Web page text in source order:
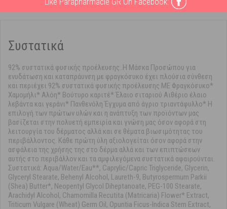
Συστατικά
92% συστατικά φυσικής προέλευσης..Η Mάσκα Προσώπου για
ενυδάτωση και καταπράυνση με φραγκόσυκο έχει πλούσια σύνθεση
και περιέχει 92% συστατικά φυσικής προέλευσης ΜΕ Φραγκόσυκο*
Χαμομήλι* Aλόη* Βούτυρο καριτέ* Έλαιο σιταριού Αιθέριο έλαιο
λεβάντα και γεράνι* Πανθενόλη Έγχυμα από άγριο τριαντάφυλλο* Η
επιλογή των πρώτων υλών και η ανάπτυξη των προϊόντων μας
βασίζεται στην πολυετή εμπειρία και γνώση μας όσον αφορά στη
λειτουργία του δέρματος αλλά και σε θέματα βιωσιμότητας του
περιβάλλοντος. Κάθε πρώτη ύλη αξιολογείται όσον αφορά στην
ασφάλεια της χρήσης της στο δέρμα αλλά και των επιπτώσεων
αυτής στο περιβάλλον και τα αμφιλεγόμενα συστατικά αφαιρούνται.
Συστατικά: Aqua/Water/Eau**, Caprylic/Capric Triglyceride, Glycerin,
Glyceryl Stearate, Behenyl Alcohol, Laureth-9, Butyrospermum Parkii
(Shea) Butter*, Neopentyl Glycol Diheptanoate, PEG-100 Stearate,
Arachidyl Alcohol, Chamomilla Recutita (Matricaria) Flower* Extract,
Triticum Vulgare (Wheat) Germ Oil, Opuntia Ficus-Indica Stem Extract,